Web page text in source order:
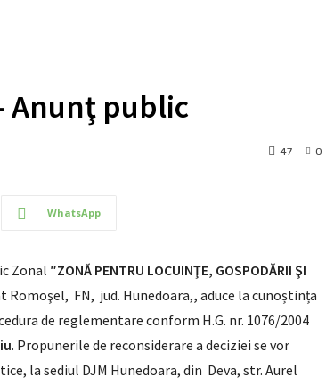
Anunţ public
0
47
WhatsApp
Zonal ″ZONĂ PENTRU LOCUINŢE, GOSPODĂRII ŞI
Romoşel, FN, jud. Hunedoara,, aduce la cunoștința
de reglementare conform H.G. nr. 1076/2004
. Propunerile de reconsiderare a deciziei se vor
la sediul DJM Hunedoara, din Deva, str. Aurel